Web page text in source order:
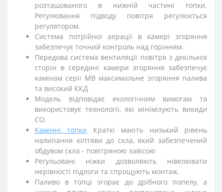
розташованого в нижній частині топки.
Регулювання підводу повітря регулюється
регулятором.
Система потрійної аерації в камері згоряння
забезпечує точний контроль над горінням.
Передова система вентиляції повітря з декількох
сторін в середині камери згоряння забезпечує
камінам серії MB максимальне згоряння палива
та високий ККД
Модель відповідає екологічним вимогам та
використовує технології, які мінімізують викиди
CO.
Камінні топки Краткі мають низький рівень
налипання кіптяви до скла, який забезпечений
обдувом скла - повітряною завісою
Регульовані ніжки дозволяють нівелювати
нерівності підлоги та спрощують монтаж.
Паливо в топці згорає до дрібного попелу, а